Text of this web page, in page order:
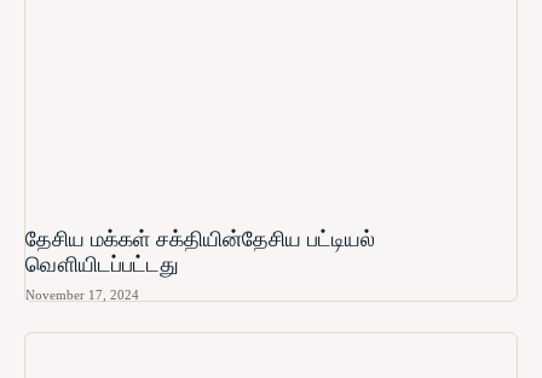
தேசிய மக்கள் சக்தியின்தேசிய பட்டியல்
வௌியிடப்பட்டது
November 17, 2024